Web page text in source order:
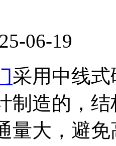
06-19
采用中线
制造的，
量大，避